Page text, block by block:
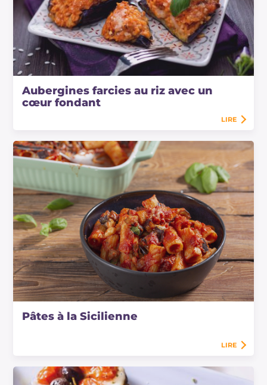
Aubergines farcies au riz avec un
cœur fondant
LIRE
Pâtes à la Sicilienne
LIRE